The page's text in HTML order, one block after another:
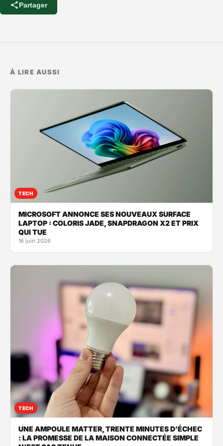
Partager
À LIRE AUSSI
TECH
MICROSOFT ANNONCE SES NOUVEAUX SURFACE
LAPTOP : COLORIS JADE, SNAPDRAGON X2 ET PRIX
QUI TUE
16 juin 2026
TECH
UNE AMPOULE MATTER, TRENTE MINUTES D’ÉCHEC
: LA PROMESSE DE LA MAISON CONNECTÉE SIMPLE